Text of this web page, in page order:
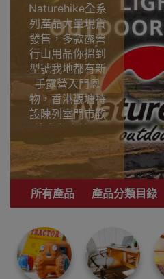
Naturehike全系
列產品大量現貨
發售，多款露營
行山用品你搵到
型號我地都有新
手露營入門恩
物，香港觀塘特
設陳列室門市歡
迎參觀直接選
購。
專業戶外運動品
牌 致力提供銷售
優質登山、行
山、露營用品。
登山、攀岩、徒
步、露營等戶外
運動中設計開發
產品。
所有產品 產品分類目錄